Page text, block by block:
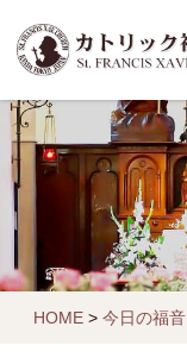
HOME > 今日の福音